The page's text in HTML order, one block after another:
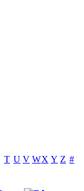
T U V WX Y Z #